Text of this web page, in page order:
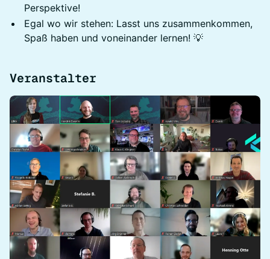
Perspektive!
Egal wo wir stehen: Lasst uns zusammenkommen,
Spaß haben und voneinander lernen! 💡
Veranstalter